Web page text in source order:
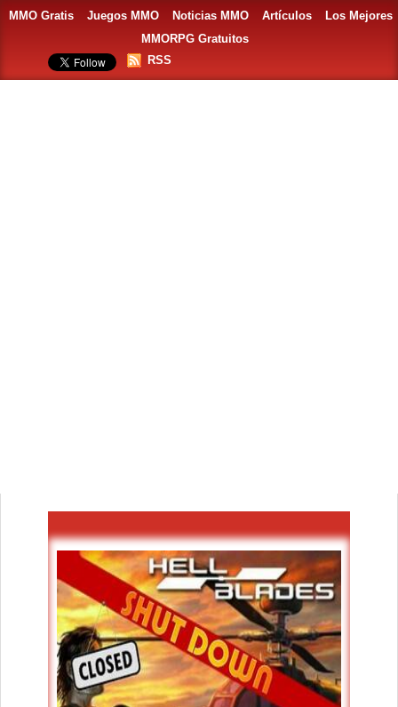
MMO Gratis Juegos MMO Noticias MMO Artículos
Los Mejores
MMORPG Gratuitos
RSS